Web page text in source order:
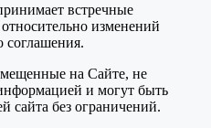
встречные
изменений
соглашения.
на Сайте, не
и могут быть
сайта без ограничений.